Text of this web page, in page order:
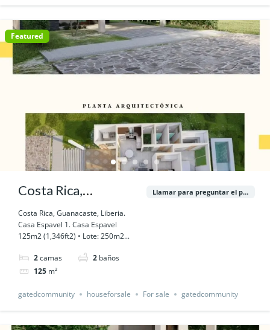
Featured
Costa Rica,
Guanacaste, Liberia.
Costa Rica, Guanacaste, Liberia.
Casa Espavel 1. Casa Espavel
125m2 (1,346ft2) • Lote: 250m2...
2camas 2 baños
125 m²
Llamar para preguntar el precio
gatedcommunity houseforsale For sale gatedcommunity